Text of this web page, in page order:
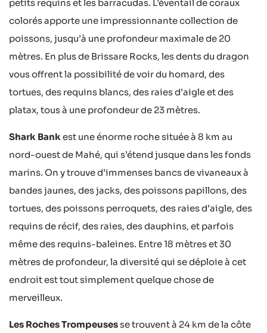
petits requins et les barracudas. L’éventail de coraux
colorés apporte une impressionnante collection de
poissons, jusqu’à une profondeur maximale de 20
mètres. En plus de Brissare Rocks, les dents du dragon
vous offrent la possibilité de voir du homard, des
tortues, des requins blancs, des raies d’aigle et des
platax, tous à une profondeur de 23 mètres.
Shark Bankest une énorme roche située à 8 km au
nord-ouest de Mahé, qui s’étend jusque dans les fonds
marins. On y trouve d’immenses bancs de vivaneaux à
bandes jaunes, des jacks, des poissons papillons, des
tortues, des poissons perroquets, des raies d’aigle, des
requins de récif, des raies, des dauphins, et parfois
même des requins-baleines. Entre 18 mètres et 30
mètres de profondeur, la diversité qui se déploie à cet
endroit est tout simplement quelque chose de
merveilleux.
Les Roches Trompeusesse trouvent à 24 km de la côte